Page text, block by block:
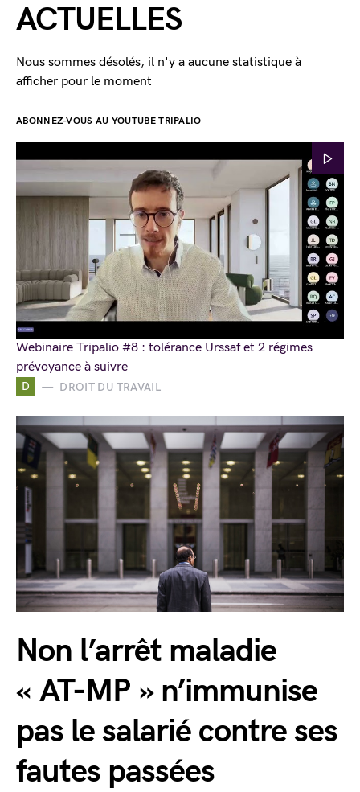
D DROIT DU TRAVAIL
Non l’arrêt maladie
« AT-MP » n’immunise
pas le salarié contre ses
fautes passées
ACTUELLES
Nous sommes désolés, il n'y a aucune statistique à
afficher pour le moment
ABONNEZ-VOUS AU YOUTUBE TRIPALIO
Webinaire Tripalio #8 : tolérance Urssaf et 2 régimes
prévoyance à suivre